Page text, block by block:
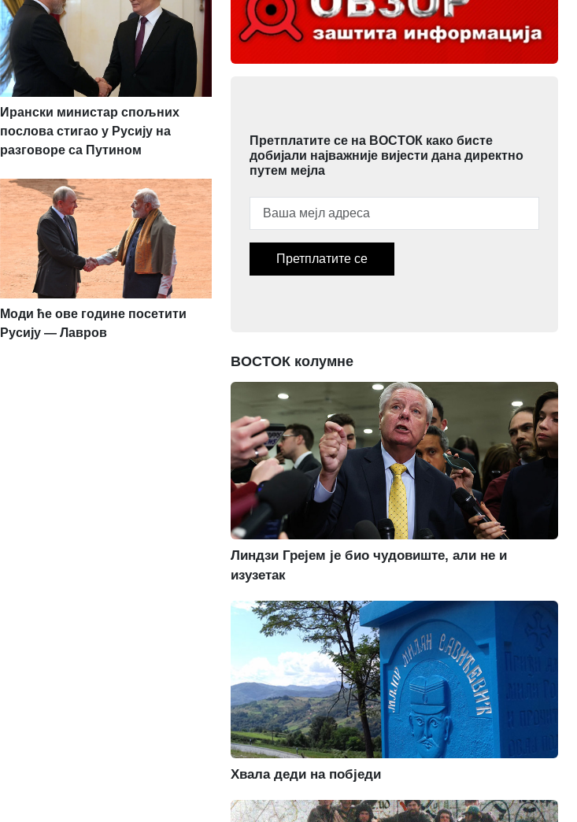
Ирански министар спољних
послова стигао у Русију на
разговоре са Путином
Моди ће ове године посетити
Русију — Лавров
Претплатите се на ВОСТОК како бисте
добијали најважније вијести дана директно
путем мејла
Претплатите се
ВОСТОК колумне
Линдзи Грејем је био чудовиште, али не и
изузетак
Хвала деди на побједи